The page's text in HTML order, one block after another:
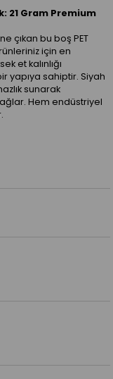
21 Gram Premium
çıkan bu boş PET
için en
et kalınlığı
yapıya sahiptir. Siyah
sunarak
Hem endüstriyel